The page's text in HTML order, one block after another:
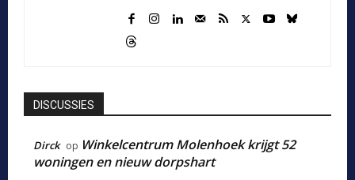
DISCUSSIES
Dirck op Winkelcentrum Molenhoek krijgt 52
woningen en nieuw dorpshart